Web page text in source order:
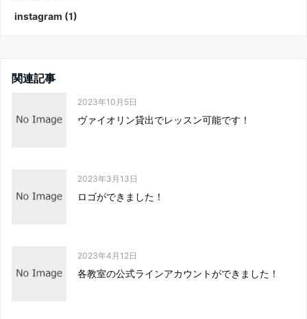
instagram (1)
関連記事
2023年10月5日
ヴァイオリン貸出でレッスン可能です！
2023年3月13日
ロゴができました！
2023年4月12日
各教室の公式ラインアカウントができました！